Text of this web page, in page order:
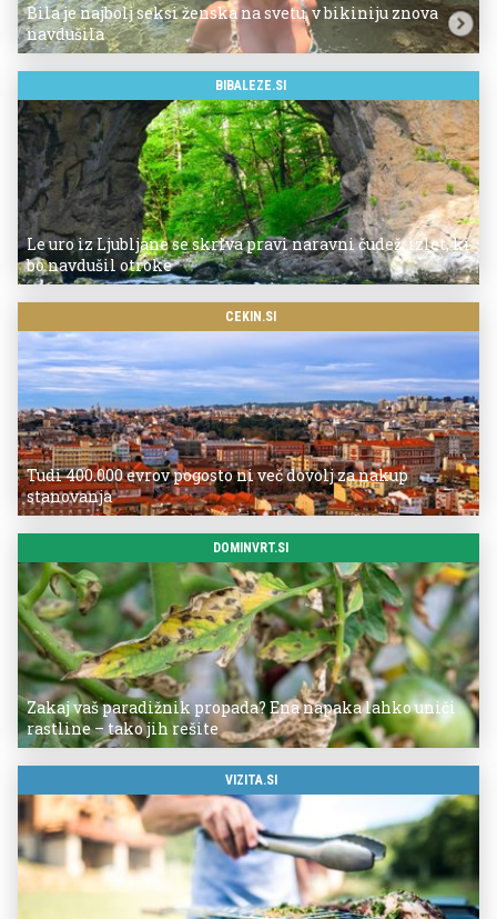
Bila je najbolj seksi ženska na svetu, v bikiniju znova
navdušila
BIBALEZE.SI
Le uro iz Ljubljane se skriva pravi naravni čudež: izlet, ki
bo navdušil otroke
CEKIN.SI
Tudi 400.000 evrov pogosto ni več dovolj za nakup
stanovanja
DOMINVRT.SI
Zakaj vaš paradižnik propada? Ena napaka lahko uniči
rastline – tako jih rešite
VIZITA.SI